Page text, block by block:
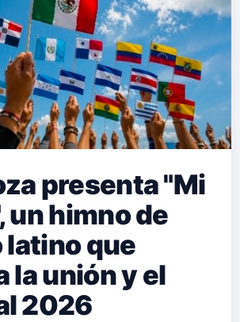
presenta "Mi
un himno de
latino que
la unión y el
2026